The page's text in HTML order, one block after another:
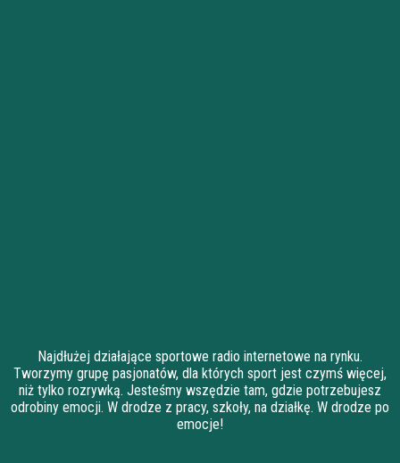
Najdłużej działające sportowe radio internetowe na rynku.
Tworzymy grupę pasjonatów, dla których sport jest czymś więcej,
niż tylko rozrywką. Jesteśmy wszędzie tam, gdzie potrzebujesz
odrobiny emocji. W drodze z pracy, szkoły, na działkę. W drodze po
emocje!